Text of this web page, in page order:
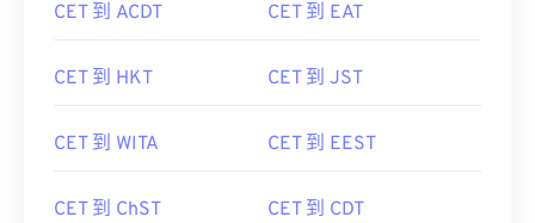
CET 到 ACDT CET 到 EAT
CET 到 HKT CET 到 JST
CET 到 WITA CET 到 EEST
CET 到 ChST CET 到 CDT